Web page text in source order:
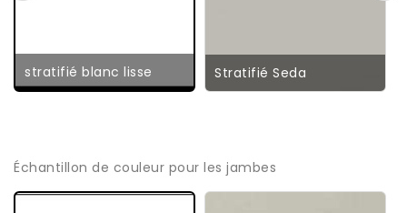
stratifié blanc lisse Stratifié Seda
Échantillon de couleur pour les jambes